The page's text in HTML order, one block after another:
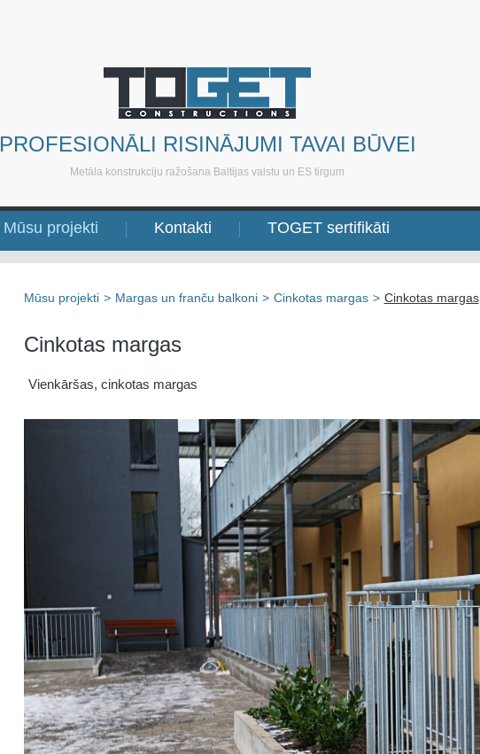
PROFESIONĀLI RISINĀJUMI TAVAI BŪVEI
Metāla konstrukciju ražošana Baltijas valstu un ES tirgum
Mūsu projekti Kontakti TOGET sertifikāti
Mūsu projekti > Margas un franču balkoni > Cinkotas margas > Cinkotas margas
Cinkotas margas
Vienkāršas, cinkotas margas